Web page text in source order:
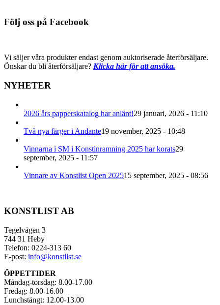
Följ oss på Facebook
Vi säljer våra produkter endast genom auktoriserade återförsäljare.
Önskar du bli återförsäljare? Klicka här för att ansöka.
NYHETER
2026 års papperskatalog har anlänt!29 januari, 2026 - 11:10
Två nya färger i Andante19 november, 2025 - 10:48
Vinnarna i SM i Konstinramning 2025 har korats29
september, 2025 - 11:57
Vinnare av Konstlist Open 202515 september, 2025 - 08:56
KONSTLIST AB
Tegelvägen 3
744 31 Heby
Telefon: 0224-313 60
E-post: info@konstlist.se
ÖPPETTIDER
Måndag-torsdag: 8.00-17.00
Fredag: 8.00-16.00
Lunchstängt: 12.00-13.00